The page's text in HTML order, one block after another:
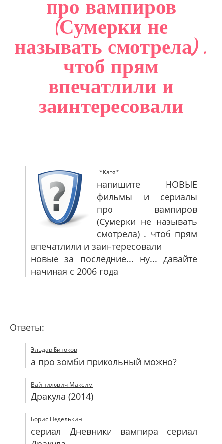
САЙТМАП
КОНТАКТЫ
про вампиров
(Сумерки не
называть смотрела) .
чтоб прям
впечатлили и
заинтересовали
*Катя*
напишите НОВЫЕ
фильмы и сериалы
про вампиров
(Сумерки не называть
смотрела) . чтоб прям
впечатлили и заинтересовали
новые за последние... ну... давайте
начиная с 2006 года
Ответы:
Эльдар Битоков
а про зомби прикольный можно?
Вайнилович Максим
Дракула (2014)
Борис Неделькин
сериал Дневники вампира сериал